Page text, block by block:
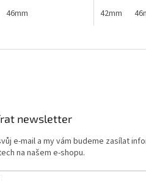
1,2,3) 45mm
46mm 42mm
newsletter
e-mail a my vám budeme zasílat
na našem e-shopu.